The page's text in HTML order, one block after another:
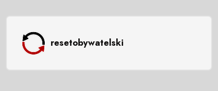
resetobywatelski